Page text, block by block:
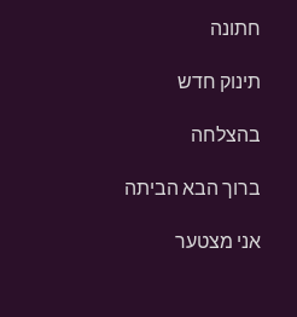
חתונה
תינוק חדש
בהצלחה
ברוך הבא הביתה
אני מצטער